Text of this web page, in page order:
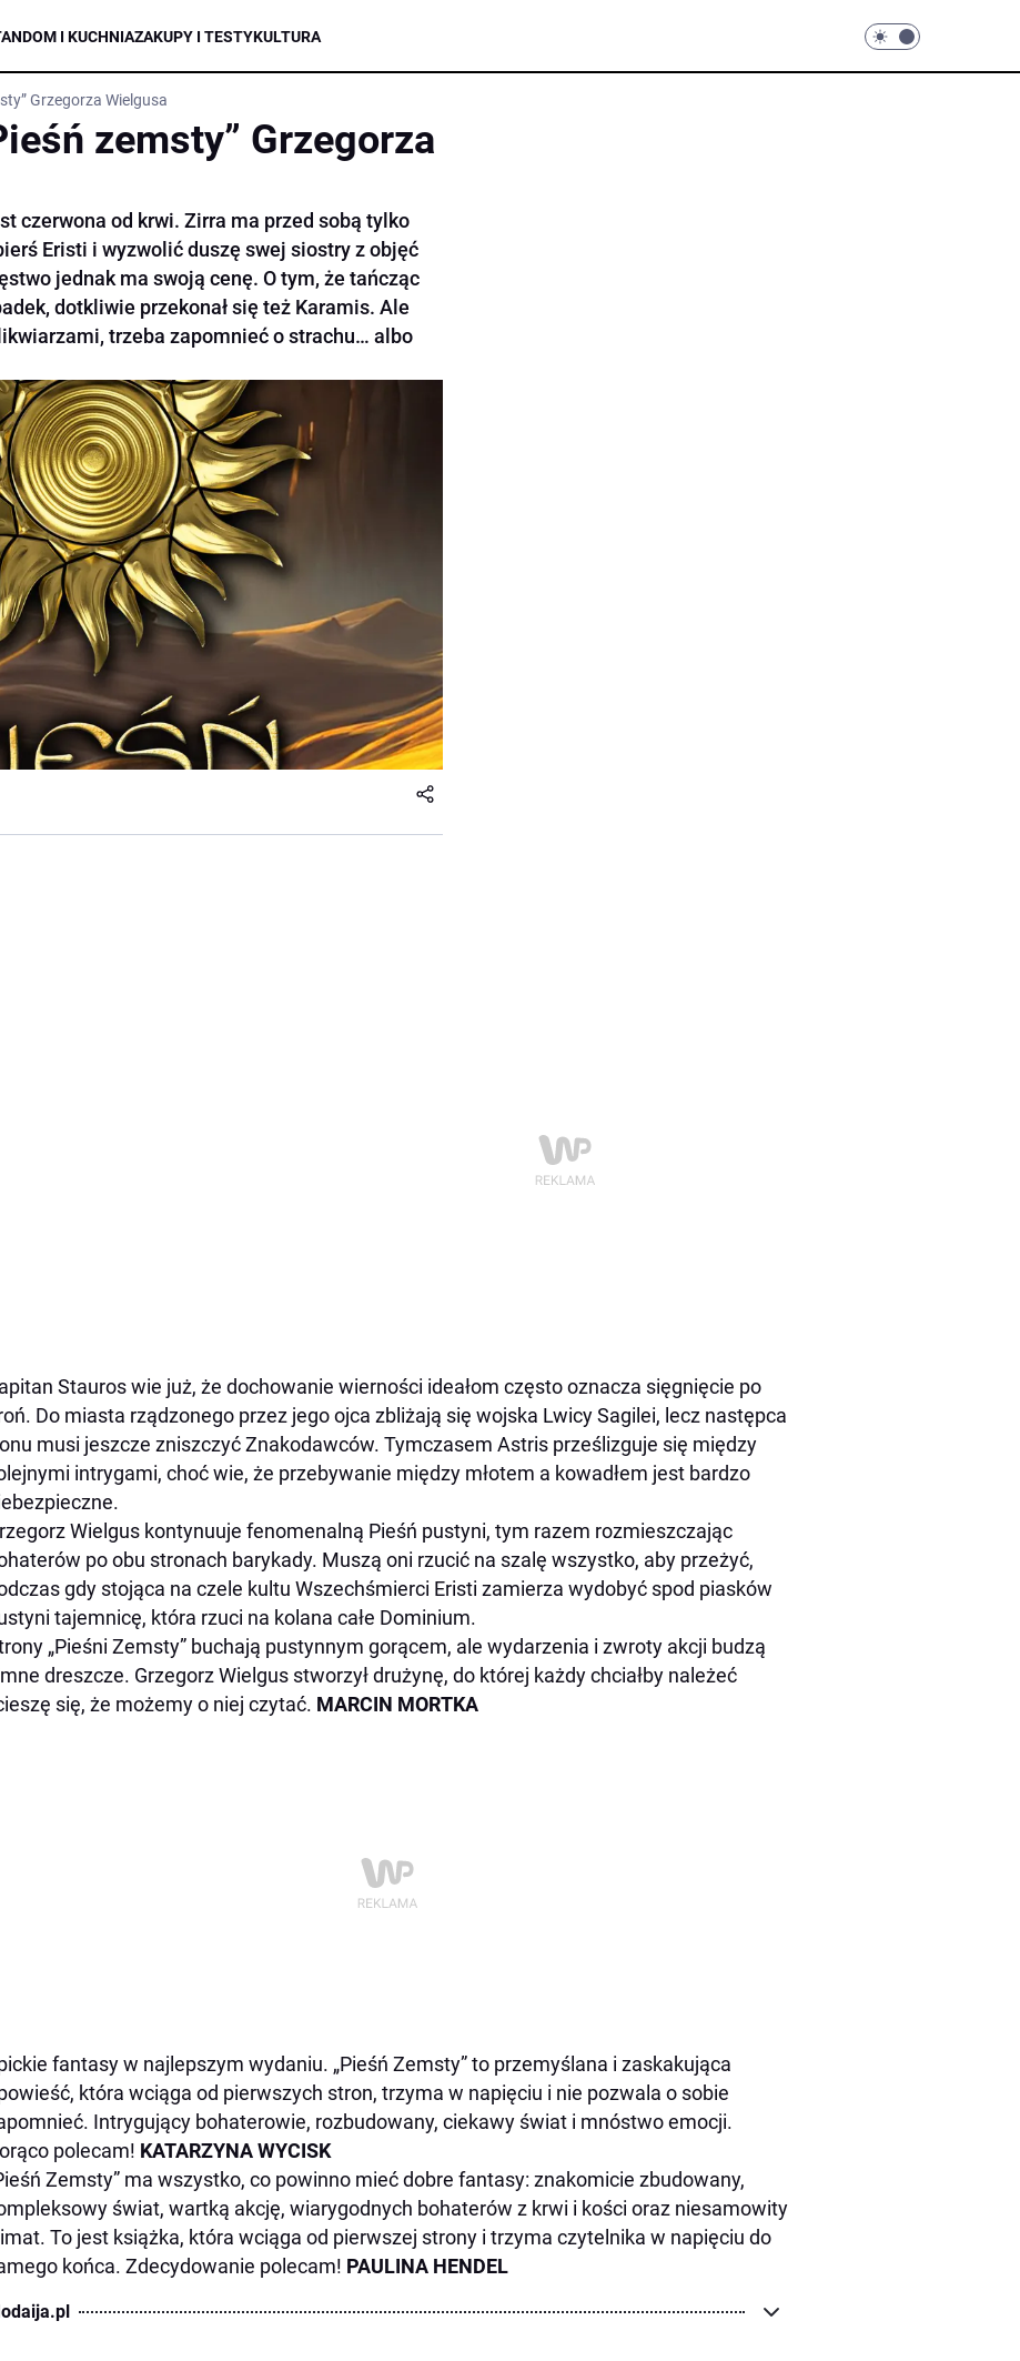
DOM I KUCHNIAZAKUPY I TESTYKULTURA
Grzegorza Wielgusa
zemsty” Grzegorza
czerwona od krwi. Zirra ma przed sobą tylko
Eristi i wyzwolić duszę swej siostry z objęć
jednak ma swoją cenę. O tym, że tańcząc
dotkliwie przekonał się też Karamis. Ale
trzeba zapomnieć o strachu… albo
Stauros wie już, że dochowanie wierności ideałom często oznacza sięgnięcie po
Do miasta rządzonego przez jego ojca zbliżają się wojska Lwicy Sagilei, lecz następca
musi jeszcze zniszczyć Znakodawców. Tymczasem Astris prześlizguje się między
intrygami, choć wie, że przebywanie między młotem a kowadłem jest bardzo
Wielgus kontynuuje fenomenalną Pieśń pustyni, tym razem rozmieszczając
po obu stronach barykady. Muszą oni rzucić na szalę wszystko, aby przeżyć,
gdy stojąca na czele kultu Wszechśmierci Eristi zamierza wydobyć spod piasków
tajemnicę, która rzuci na kolana całe Dominium.
„Pieśni Zemsty” buchają pustynnym gorącem, ale wydarzenia i zwroty akcji budzą
dreszcze. Grzegorz Wielgus stworzył drużynę, do której każdy chciałby należeć
się, że możemy o niej czytać. MARCIN MORTKA
fantasy w najlepszym wydaniu. „Pieśń Zemsty” to przemyślana i zaskakująca
która wciąga od pierwszych stron, trzyma w napięciu i nie pozwala o sobie
Intrygujący bohaterowie, rozbudowany, ciekawy świat i mnóstwo emocji.
polecam! KATARZYNA WYCISK
Zemsty” ma wszystko, co powinno mieć dobre fantasy: znakomicie zbudowany,
świat, wartką akcję, wiarygodnych bohaterów z krwi i kości oraz niesamowity
To jest książka, która wciąga od pierwszej strony i trzyma czytelnika w napięciu do
końca. Zdecydowanie polecam! PAULINA HENDEL